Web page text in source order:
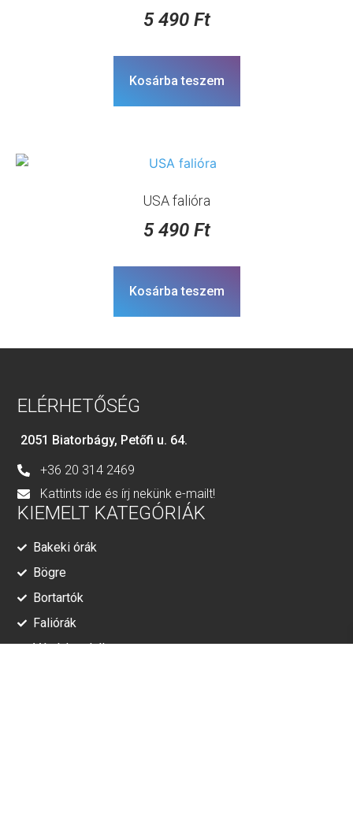
5 490 Ft
Kosárba teszem
USA falióra
5 490 Ft
Kosárba teszem
ELÉRHETŐSÉG
2051 Biatorbágy, Petőfi u. 64.
+36 20 314 2469
Kattints ide és írj nekünk e-mailt!
KIEMELT KATEGÓRIÁK
Bakeki órák
Bögre
Bortartók
Faliórák
Vágódeszkák